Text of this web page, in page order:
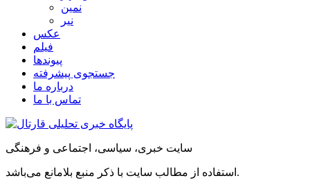
نمین
نیر
عکس
فیلم
پیوندها
جستجوی پیشرفته
درباره ما
تماس با ما
سایت خبری، سیاسی، اجتماعی و فرهنگی
استفاده از مطالب سایت با ذکر منبع بلامانع می‌باشد.